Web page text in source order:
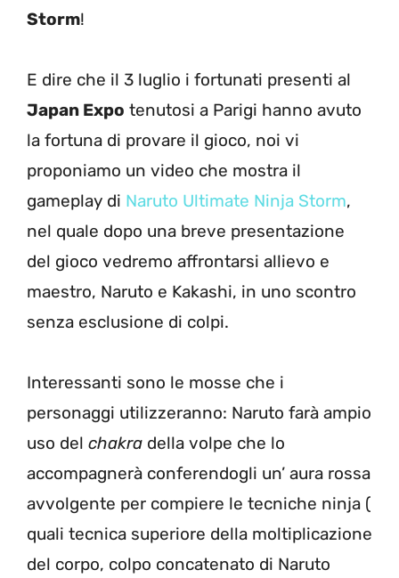
Storm!
E dire che il 3 luglio i fortunati presenti al
Japan Expo tenutosi a Parigi hanno avuto
la fortuna di provare il gioco, noi vi
proponiamo un video che mostra il
gameplay di Naruto Ultimate Ninja Storm,
nel quale dopo una breve presentazione
del gioco vedremo affrontarsi allievo e
maestro, Naruto e Kakashi, in uno scontro
senza esclusione di colpi.
Interessanti sono le mosse che i
personaggi utilizzeranno: Naruto farà ampio
uso del chakra della volpe che lo
accompagnerà conferendogli un’ aura rossa
avvolgente per compiere le tecniche ninja (
quali tecnica superiore della moltiplicazione
del corpo, colpo concatenato di Naruto